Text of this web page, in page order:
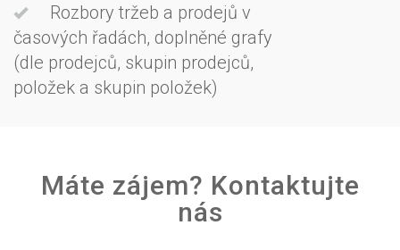
Rozbory tržeb a prodejů v
časových řadách, doplněné grafy
(dle prodejců, skupin prodejců,
položek a skupin položek)
Máte zájem? Kontaktujte
nás